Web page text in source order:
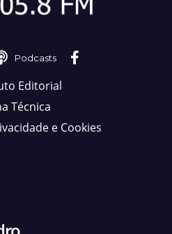
Podcasts
Editorial
Técnica
e Cookies